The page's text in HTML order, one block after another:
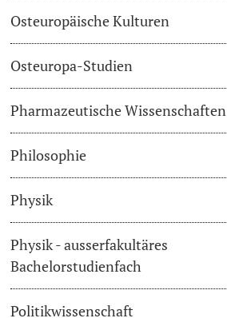
Osteuropäische Kulturen
Osteuropa-Studien
Pharmazeutische Wissenschaften
Philosophie
Physik
Physik - ausserfakultäres
Bachelorstudienfach
Politikwissenschaft